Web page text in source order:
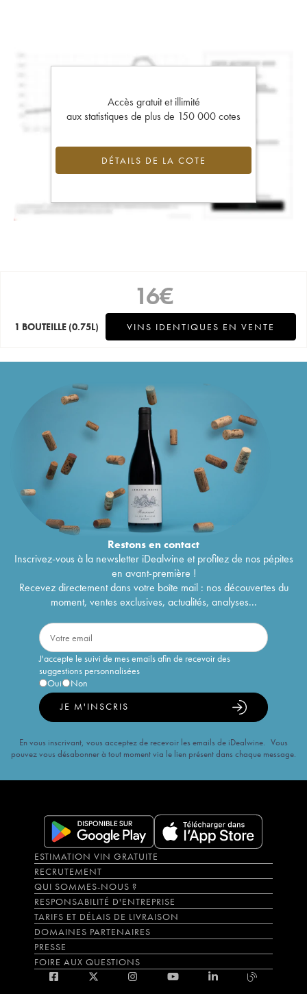
Accès gratuit et illimité
aux statistiques de plus de 150 000 cotes
DÉTAILS DE LA COTE
16€
1 BOUTEILLE (0.75L) VINS IDENTIQUES EN VENTE
Restons encontact
Inscrivez-vous à la newsletter iDealwine et profitez de nos pépites
en avant-première !
Recevez directement dans votre boîte mail : nos découvertes du
moment, ventes exclusives, actualités, analyses...
J'accepte le suivi de mes emails afin de recevoir des
suggestions personnalisées
Oui
Non
JE M'INSCRIS
En vous inscrivant, vous acceptez de recevoir les emails de iDealwine. Vous
pouvez vous désabonner à tout moment via le lien présent dans chaque message.
ESTIMATION VIN GRATUITE
RECRUTEMENT
QUI SOMMES-NOUS ?
RESPONSABILITÉ D'ENTREPRISE
TARIFS ET DÉLAIS DE LIVRAISON
DOMAINES PARTENAIRES
PRESSE
FOIRE AUX QUESTIONS